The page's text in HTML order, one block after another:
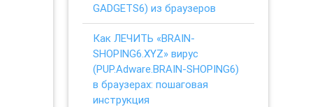
GADGETS6) из браузеров
Как ЛЕЧИТЬ «BRAIN-
SHOPING6.XYZ» вирус
(PUP.Adware.BRAIN-SHOPING6)
в браузерах: пошаговая
инструкция